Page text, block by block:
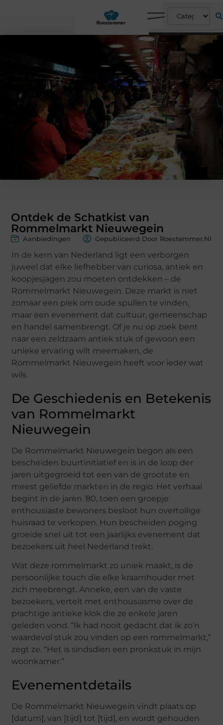
Ontdek de Schatkist van
Rommelmarkt Nieuwegein
Aanbiedingen Gepubliceerd Door Roestemmer.nl
In de kern van Nederland ligt een verborgen
juweel dat elke liefhebber van curiosa, antiek en
koopjesjagen zou moeten ontdekken – de
Rommelmarkt Nieuwegein. Deze markt is niet
zomaar een plek om oude spullen te vinden,
maar een evenement dat cultuur, gemeenschap
en handel samenbrengt. Of je nu op zoek bent
naar een zeldzaam antiek stuk of gewoon een
unieke ervaring wilt meemaken, de
Rommelmarkt Nieuwegein heeft voor ieder wat
wils.
De Geschiedenis en Betekenis
van Rommelmarkt
Nieuwegein
De Rommelmarkt Nieuwegein begon als een
bescheiden buurtinitiatief en is in de loop der
jaren uitgegroeid tot een van de grootste en
meest geliefde markten in de regio. Het verhaal
begint in de jaren ’80, toen een groepje
enthousiaste bewoners besloot hun overtollige
huisraad te verkopen. Hun bescheiden poging
groeide snel uit tot een jaarlijks evenement dat
bezoekers uit heel Nederland trekt.
Wat deze rommelmarkt zo uniek maakt, is de
persoonlijke touch die elke kraamhouder met
zich meebrengt. Anneke, een van de vaste
bezoekers, vertelt met enthousiasme over de
prachtige antieke klok die ze enkele jaren
geleden vond. “Ik had nooit gedacht dat ik zo’n
waardevol stuk zou vinden op een rommelmarkt,”
zegt ze. “Het is sindsdien een pronkstuk in mijn
woonkamer.”
Evenementdetails
De Rommelmarkt Nieuwegein vindt plaats op
[datum], van [tijd] tot [tijd], en wordt gehouden